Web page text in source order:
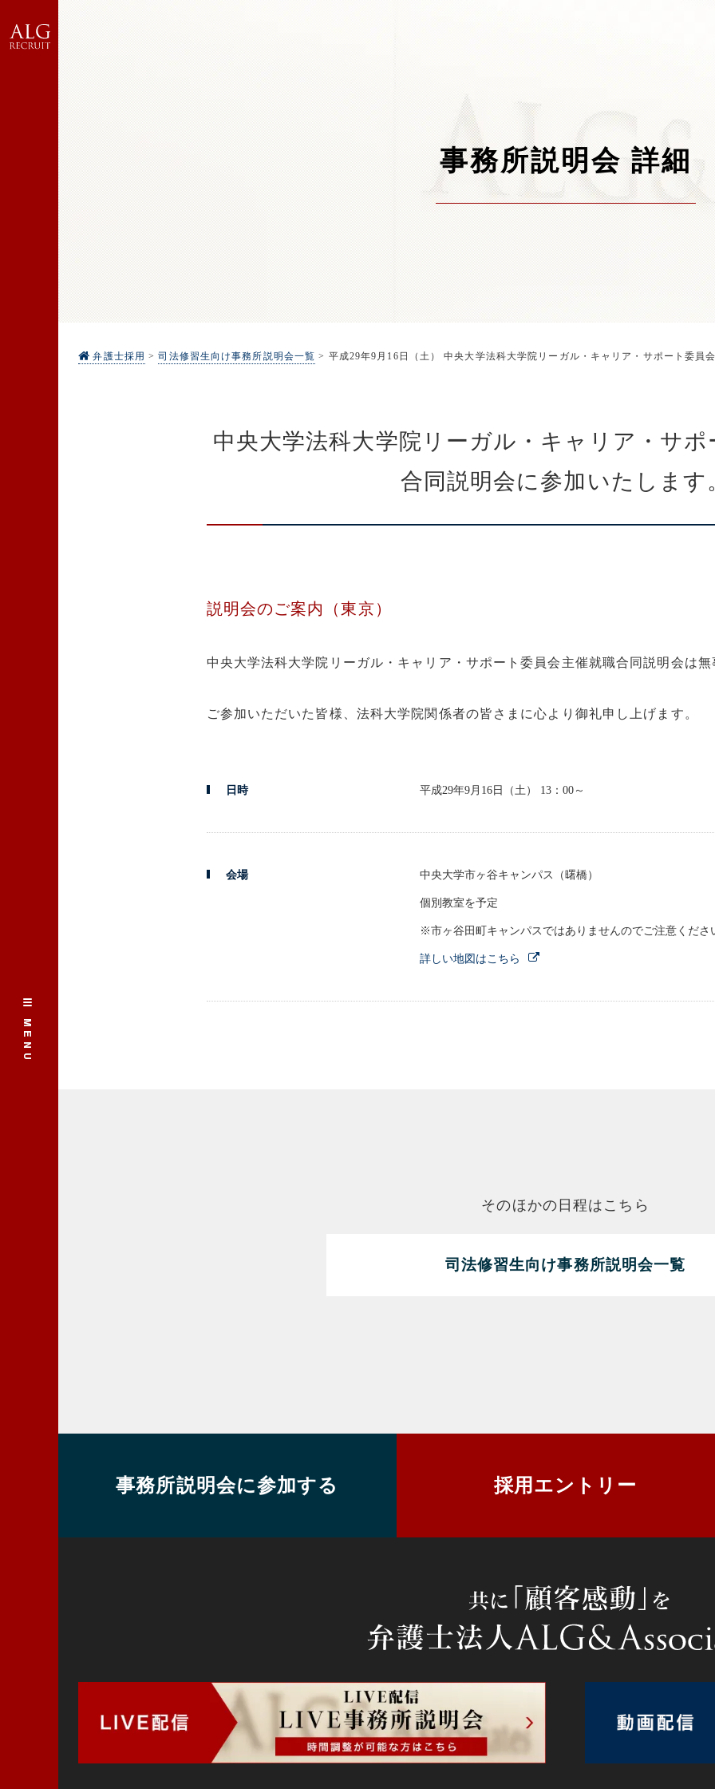
事務所説明会 詳細
弁護士採用 >司法修習生向け事務所説明会一覧 > 平成29年9月16日（土） 中央大学法科大学院リーガル・キャリア・サポート委員
中央大学法科大学院リーガル・キャリア・サ
合同説明会に参加いたします
説明会のご案内（東京）
中央大学法科大学院リーガル・キャリア・サポート委員会主催就職合同説明会は
ご参加いただいた皆様、法科大学院関係者の皆さまに心より御礼申し上げます。
日時 平成29年9月16日（土） 13：00～
会場 中央大学市ヶ谷キャンパス（曙橋）
個別教室を予定
※市ヶ谷田町キャンパスではありませんのでご注意くださ
詳しい地図はこちら
そのほかの日程はこちら
司法修習生向け事務所説明会一覧
事務所説明会に参加する 採用エントリー